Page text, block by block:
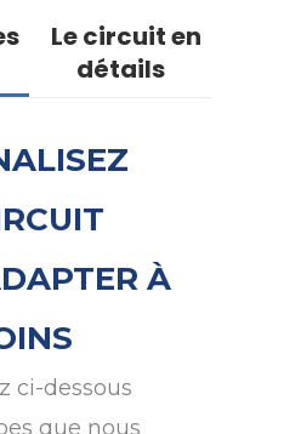
Le circuit en
détails
À
ci-dessous
que nous